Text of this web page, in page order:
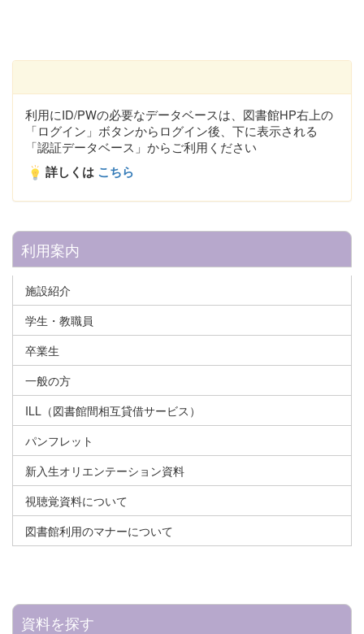
利用にID/PWの必要なデータベースは、図書館HP右上の
「ログイン」ボタンからログイン後、下に表示される
「認証データベース」からご利用ください
詳しくは こちら
利用案内
施設紹介
学生・教職員
卒業生
一般の方
ILL（図書館間相互貸借サービス）
パンフレット
新入生オリエンテーション資料
視聴覚資料について
図書館利用のマナーについて
資料を探す